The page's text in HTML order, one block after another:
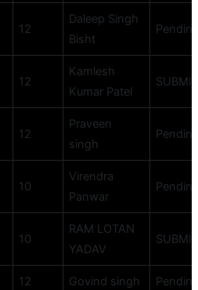
12
Daleep Singh
Bisht
12
Kamlesh
Kumar Patel
12
Praveen
singh
10
Virendra
Panwar
10
RAM LOTAN
YADAV
12 Govind singh